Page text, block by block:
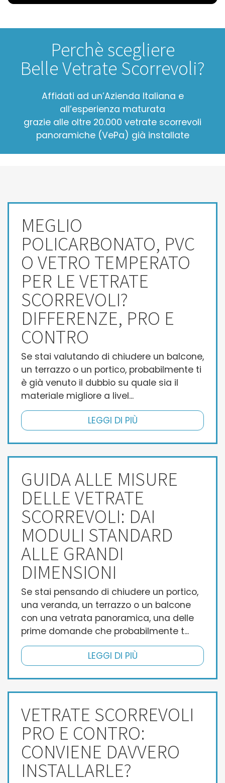
Perchè scegliere
Belle Vetrate Scorrevoli?
Affidati ad un’Azienda Italiana e
all’esperienza maturata
grazie alle oltre 20.000 vetrate scorrevoli
panoramiche (VePa) già installate
MEGLIO
POLICARBONATO, PVC
O VETRO TEMPERATO
PER LE VETRATE
SCORREVOLI?
DIFFERENZE, PRO E
CONTRO
Se stai valutando di chiudere un balcone,
un terrazzo o un portico, probabilmente ti
è già venuto il dubbio su quale sia il
materiale migliore a livel...
LEGGI DI PIÙ
GUIDA ALLE MISURE
DELLE VETRATE
SCORREVOLI: DAI
MODULI STANDARD
ALLE GRANDI
DIMENSIONI
Se stai pensando di chiudere un portico,
una veranda, un terrazzo o un balcone
con una vetrata panoramica, una delle
prime domande che probabilmente t...
LEGGI DI PIÙ
VETRATE SCORREVOLI
PRO E CONTRO:
CONVIENE DAVVERO
INSTALLARLE?